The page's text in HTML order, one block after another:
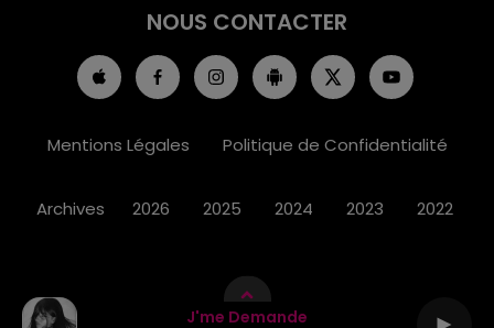
J'me Demande
NOUS CONTACTER
Mentions Légales Politique de Confidentialité
Archives 2026 2025 2024 2023 2022